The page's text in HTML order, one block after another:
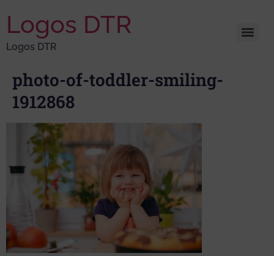
Logos DTR
Logos DTR
photo-of-toddler-smiling-
1912868